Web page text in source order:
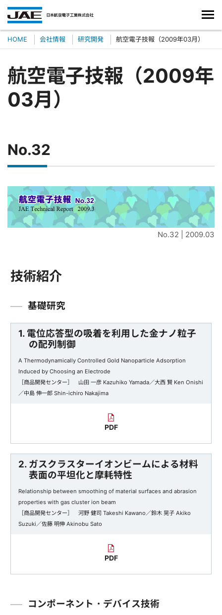
HOME 会社情報 研究開発 航空電子技報（2009年03月）
航空電子技報（2009年
03月）
No.32
No.32 | 2009.03
技術紹介
基礎研究
1. 電位応答型の吸着を利用した金ナノ粒子
の配列制御
A Thermodynamically Controlled Gold Nanoparticle Adsorption
Induced by Choosing an Electrode
［商品開発センター］ 山田 一彦 Kazuhiko Yamada／大西 賢 Ken Onishi
／中島 伸一郎 Shin-ichiro Nakajima
PDF
2. ガスクラスターイオンビームによる材料
表面の平坦化と摩耗特性
Relationship between smoothing of material surfaces and abrasion
properties with gas cluster ion beam
［商品開発センター］ 河野 健司 Takeshi Kawano／鈴木 晃子 Akiko
Suzuki／佐藤 明伸 Akinobu Sato
PDF
コンポーネント・デバイス技術